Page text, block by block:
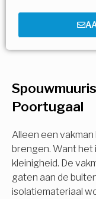
Poortugaal
Alleen een
brengen. Want het
kleinigheid. De
gaten aan de
isolatiemateriaal